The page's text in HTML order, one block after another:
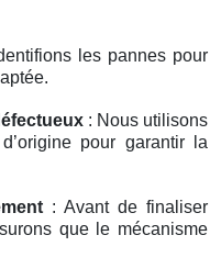
les pannes pour
: Nous utilisons
pour garantir la
: Avant de finaliser
que le mécanisme